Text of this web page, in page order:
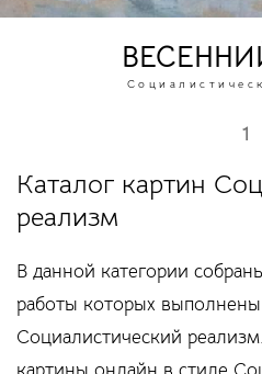
1
Каталог картин
реализм
В данной категории
работы которых
Социалистический